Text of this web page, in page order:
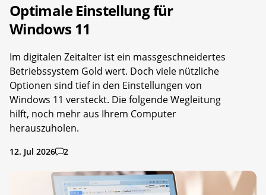
Optimale Einstellung für
Windows 11
Im digitalen Zeitalter ist ein massgeschneidertes
Betriebssystem Gold wert. Doch viele nützliche
Optionen sind tief in den Einstellungen von
Windows 11 versteckt. Die folgende Wegleitung
hilft, noch mehr aus Ihrem Computer
herauszuholen.
12. Jul 2026 2